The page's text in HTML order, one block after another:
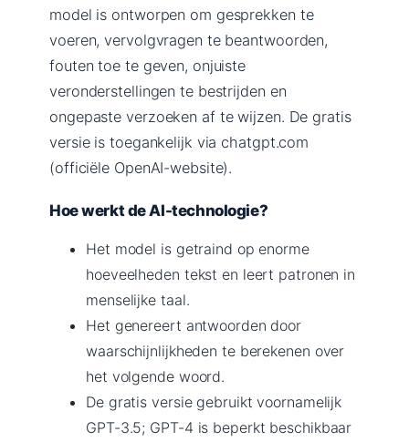
model is ontworpen om gesprekken te
voeren, vervolgvragen te beantwoorden,
fouten toe te geven, onjuiste
veronderstellingen te bestrijden en
ongepaste verzoeken af te wijzen. De gratis
versie is toegankelijk via chatgpt.com
(officiële OpenAI-website).
Hoe werkt de AI-technologie?
Het model is getraind op enorme
hoeveelheden tekst en leert patronen in
menselijke taal.
Het genereert antwoorden door
waarschijnlijkheden te berekenen over
het volgende woord.
De gratis versie gebruikt voornamelijk
GPT-3.5; GPT-4 is beperkt beschikbaar